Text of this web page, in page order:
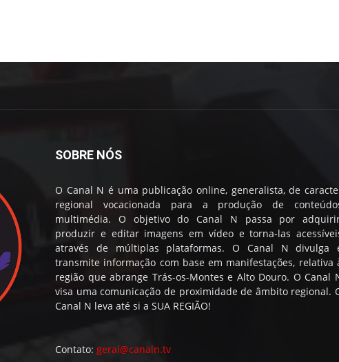
SOBRE NÓS
O Canal N é uma publicação online, generalista, de
regional vocacionada para a produção de
multimédia. O objetivo do Canal N passa por
produzir e editar imagens em vídeo e torna-las
através de múltiplas plataformas. O Canal N divulga
transmite informação com base em manifestações, relativa
região que abrange Trás-os-Montes e Alto Douro. O Canal
visa uma comunicação de proximidade de âmbito regional.
Canal N leva até si a SUA REGIÃO!
Contato: geral@canaln.tv